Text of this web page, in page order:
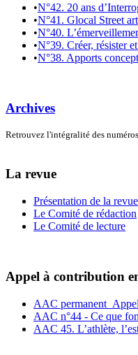
•N°42. 20 ans
•N°41. Glocal Street
•N°40.
•N°39. Créer, résister
•N°38. Apports
Archives
Retrouvez l'intégralité des
La revue
Présentation de la
Le Comité de rédaction
Le Comité de lecture
Appel à contribution
AAC
AAC n°44 - Ce que
AAC 45. L’athlète,